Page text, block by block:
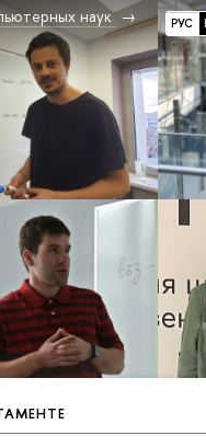
РУС
наук